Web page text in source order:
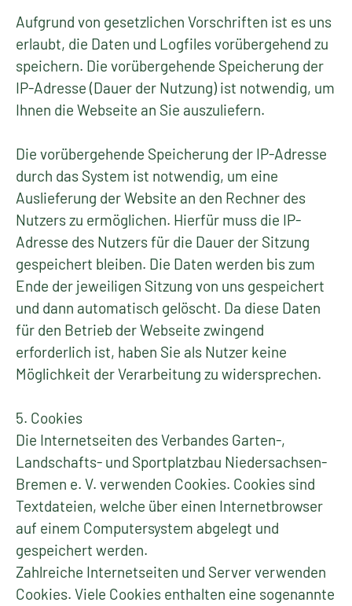
Aufgrund von gesetzlichen Vorschriften ist es uns
erlaubt, die Daten und Logfiles vorübergehend zu
speichern. Die vorübergehende Speicherung der
IP-Adresse (Dauer der Nutzung) ist notwendig, um
Ihnen die Webseite an Sie auszuliefern.
Die vorübergehende Speicherung der IP-Adresse
durch das System ist notwendig, um eine
Auslieferung der Website an den Rechner des
Nutzers zu ermöglichen. Hierfür muss die IP­
Adresse des Nutzers für die Dauer der Sitzung
gespeichert bleiben. Die Daten werden bis zum
Ende der jeweiligen Sitzung von uns gespeichert
und dann automatisch gelöscht. Da diese Daten
für den Betrieb der Webseite zwingend
erforderlich ist, haben Sie als Nutzer keine
Möglichkeit der Verarbeitung zu widersprechen.
5. Cookies
Die Internetseiten des Verbandes Garten-,
Landschafts- und Sportplatzbau Niedersachsen-
Bremen e. V. verwenden Cookies. Cookies sind
Textdateien, welche über einen Internetbrowser
auf einem Computersystem abgelegt und
gespeichert werden.
Zahlreiche Internetseiten und Server verwenden
Cookies. Viele Cookies enthalten eine sogenannte